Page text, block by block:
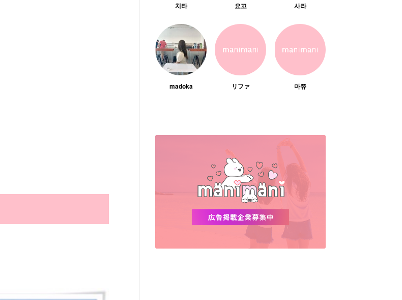
치타 요꼬 사라
madoka リファ 마쮸